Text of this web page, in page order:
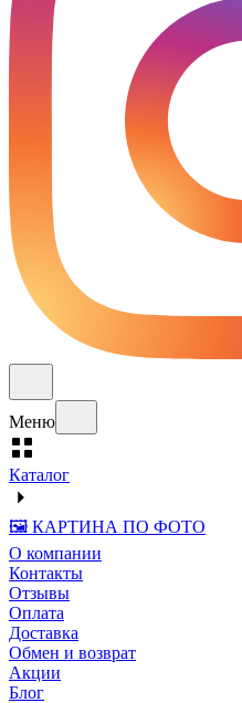
Меню
Каталог
🖼️ КАРТИНА ПО ФОТО
О компании
Контакты
Отзывы
Оплата
Доставка
Обмен и возврат
Акции
Блог